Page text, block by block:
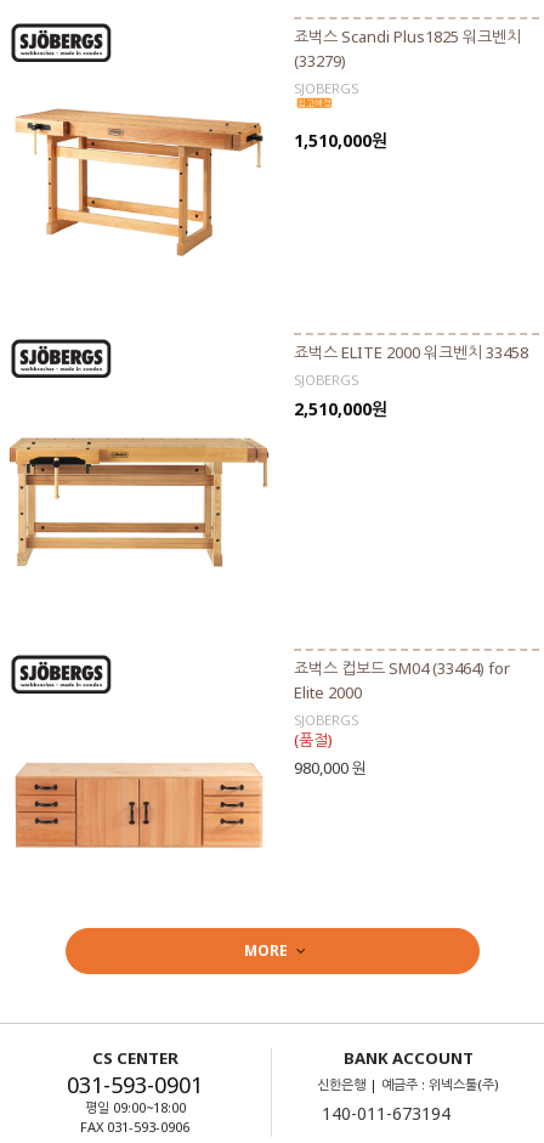
죠벅스 Scandi Plus1825 워크벤치
(33279)
SJOBERGS
1,510,000원
죠벅스 ELITE 2000 워크벤치 33458
SJOBERGS
2,510,000원
죠벅스 컵보드 SM04 (33464) for
Elite 2000
SJOBERGS
(품절)
980,000 원
MORE
CS CENTER
031-593-0901
평일 09:00~18:00
FAX 031-593-0906
BANK ACCOUNT
신한은행 | 예금주 : 위넥스툴(주)